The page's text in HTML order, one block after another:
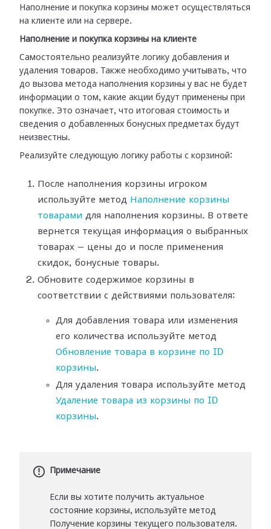
Наполнение и покупка корзины может осуществляться
на клиенте или на сервере.
Наполнение и покупка корзины на клиенте
Самостоятельно реализуйте логику добавления и
удаления товаров. Также необходимо учитывать, что
до вызова метода наполнения корзины у вас не будет
информации о том, какие акции будут применены при
покупке. Это означает, что итоговая стоимость и
сведения о добавленных бонусных предметах будут
неизвестны.
Реализуйте следующую логику работы с корзиной:
После наполнения корзины игроком
используйте метод Наполнение корзины
товарами для наполнения корзины. В ответе
вернется текущая информация о выбранных
товарах — цены до и после применения
скидок, бонусные товары.
Обновите содержимое корзины в
соответствии с действиями пользователя:
Для добавления товара или изменения
его количества используйте метод
Обновление товара в корзине по ID
корзины.
Для удаления товара используйте метод
Удаление товара из корзины по ID
корзины.
Примечание
Если вы хотите получить актуальное
состояние корзины, используйте метод
Получение корзины текущего пользователя.